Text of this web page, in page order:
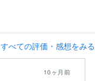
すべての評価・感想をみる
10ヶ月前